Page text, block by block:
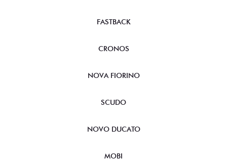
FASTBACK
CRONOS
NOVA FIORINO
SCUDO
NOVO DUCATO
MOBI